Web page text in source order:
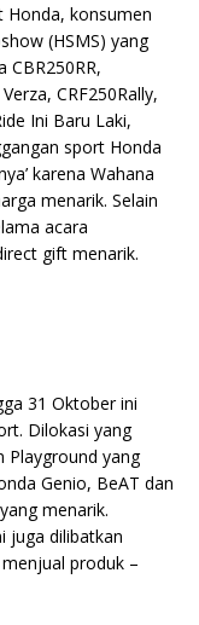
Honda, konsumen
(HSMS) yang
CRF250Rally,
Ini Baru Laki,
sport Honda
karena Wahana
menarik. Selain
acara
gift menarik.
31 Oktober ini
Dilokasi yang
Playground yang
Genio, BeAT dan
menarik.
juga dilibatkan
produk –